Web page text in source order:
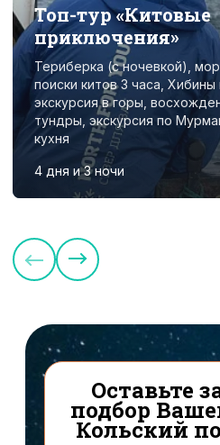
Топ-тур «Китовые
приключения»
Териберка (с ночевкой),
поиски китов 3 часа,
экскурсия в горы,
тундры, экскурсия по
кухня
4 дня и 3 ночи
Оставьте
подбор
Кольский